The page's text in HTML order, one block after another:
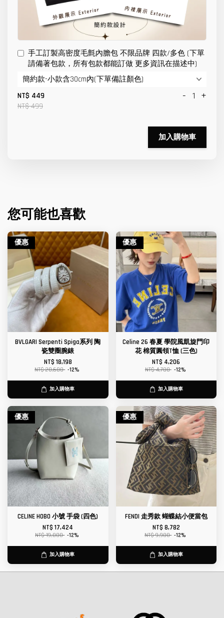
手工訂製高密度毛氈內膽包 不限品牌 四款/多色 (下單
請備著包款，所有包款都能訂做 更多資訊在描述中)
NT$ 449
NT$ 499
- +
加入購物車
您可能也喜歡
優惠
BVLGARI Serpenti Spiga系列 陶
瓷雙圈腕錶
NT$ 18,198
NT$ 20,680 -12%
加入購物車
優惠
Celine 26 春夏 學院風凱旋門印
花 棉質圓領T恤 (三色)
NT$ 4,206
NT$ 4,780 -12%
加入購物車
優惠
CELINE HOBO 小號 手袋 (四色)
NT$ 17,424
NT$ 19,800 -12%
加入購物車
優惠
FENDI 走秀款 蝴蝶結小便當包
NT$ 8,782
NT$ 9,980 -12%
加入購物車